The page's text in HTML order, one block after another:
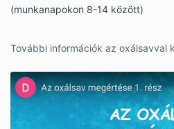
(munkanapokon 8-14 között)
További információk az oxálsavval